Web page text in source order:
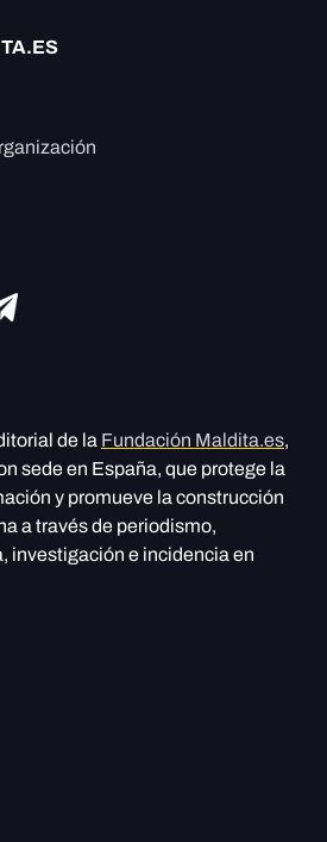
de la Fundación Maldita.es,
sede en España, que protege la
y promueve la construcción
a través de periodismo,
investigación e incidencia en